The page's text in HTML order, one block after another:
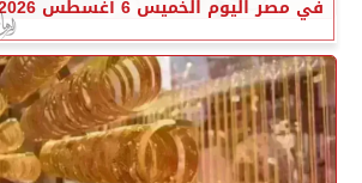
في مصر اليوم الخميس 6 أغسطس 2026